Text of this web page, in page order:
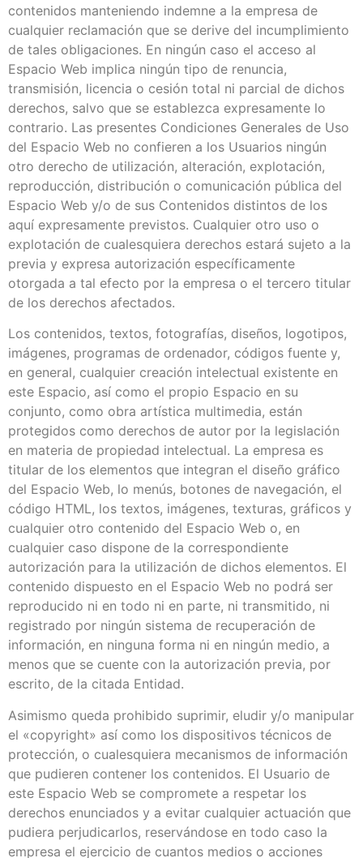
contenidos manteniendo indemne a la empresa de
cualquier reclamación que se derive del incumplimiento
de tales obligaciones. En ningún caso el acceso al
Espacio Web implica ningún tipo de renuncia,
transmisión, licencia o cesión total ni parcial de dichos
derechos, salvo que se establezca expresamente lo
contrario. Las presentes Condiciones Generales de Uso
del Espacio Web no confieren a los Usuarios ningún
otro derecho de utilización, alteración, explotación,
reproducción, distribución o comunicación pública del
Espacio Web y/o de sus Contenidos distintos de los
aquí expresamente previstos. Cualquier otro uso o
explotación de cualesquiera derechos estará sujeto a la
previa y expresa autorización específicamente
otorgada a tal efecto por la empresa o el tercero titular
de los derechos afectados.
Los contenidos, textos, fotografías, diseños, logotipos,
imágenes, programas de ordenador, códigos fuente y,
en general, cualquier creación intelectual existente en
este Espacio, así como el propio Espacio en su
conjunto, como obra artística multimedia, están
protegidos como derechos de autor por la legislación
en materia de propiedad intelectual. La empresa es
titular de los elementos que integran el diseño gráfico
del Espacio Web, lo menús, botones de navegación, el
código HTML, los textos, imágenes, texturas, gráficos y
cualquier otro contenido del Espacio Web o, en
cualquier caso dispone de la correspondiente
autorización para la utilización de dichos elementos. El
contenido dispuesto en el Espacio Web no podrá ser
reproducido ni en todo ni en parte, ni transmitido, ni
registrado por ningún sistema de recuperación de
información, en ninguna forma ni en ningún medio, a
menos que se cuente con la autorización previa, por
escrito, de la citada Entidad.
Asimismo queda prohibido suprimir, eludir y/o manipular
el «copyright» así como los dispositivos técnicos de
protección, o cualesquiera mecanismos de información
que pudieren contener los contenidos. El Usuario de
este Espacio Web se compromete a respetar los
derechos enunciados y a evitar cualquier actuación que
pudiera perjudicarlos, reservándose en todo caso la
empresa el ejercicio de cuantos medios o acciones